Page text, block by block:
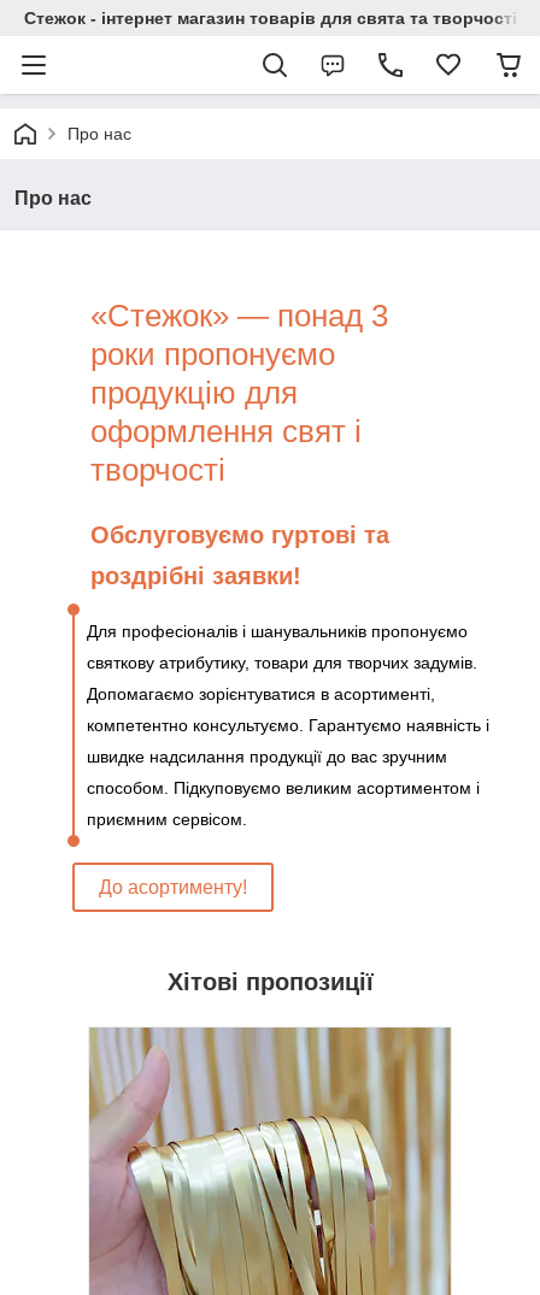
Стежок - інтернет магазин товарів для свята та творчості
Про нас
Про нас
«Стежок» — понад 3
роки пропонуємо
продукцію для
оформлення свят і
творчості
Обслуговуємо гуртові та
роздрібні заявки!
Для професіоналів і шанувальників пропонуємо
святкову атрибутику, товари для творчих задумів.
Допомагаємо зорієнтуватися в асортименті,
компетентно консультуємо. Гарантуємо наявність і
швидке надсилання продукції до вас зручним
способом. Підкуповуємо великим асортиментом і
приємним сервісом.
До асортименту!
Хітові пропозиції